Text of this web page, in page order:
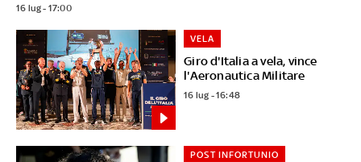
16 lug - 17:00
Giro d'Italia a vela, vince
l'Aeronautica Militare
VELA
16 lug - 16:48
POST INFORTUNIO